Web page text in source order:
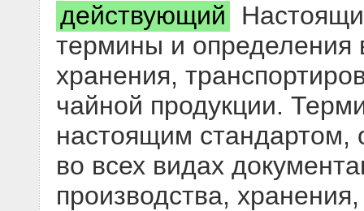
действующий
термины и определения
хранения,
чайной продукции.
настоящим стандартом,
во всех видах
производства,